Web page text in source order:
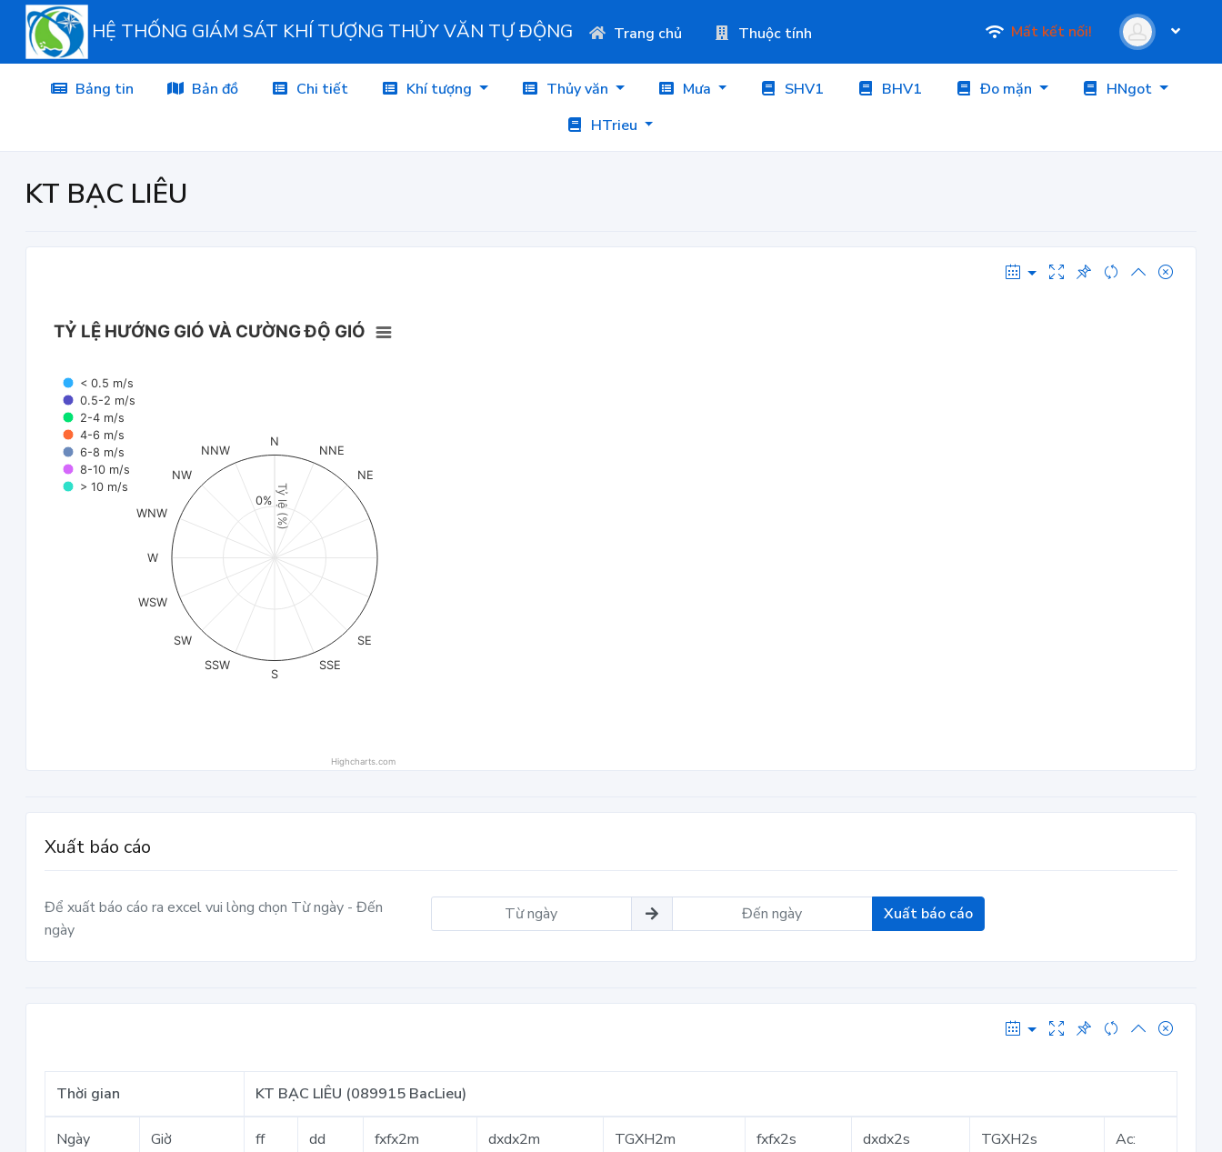
HỆ THỐNG GIÁM SÁT KHÍ TƯỢNG THỦY VĂN TỰ ĐỘNG Trang chủ Thuộc tính Mất kết nối!
Bảng tin Bản đồ Chi tiết Khí tượng Thủy văn Mưa SHV1 BHV1 Đo mặn
HNgot
HTrieu
KT BẠC LIÊU
Tỷ lệ (%)
TỶ LỆ HƯỚNG GIÓ VÀ CƯỜNG ĐỘ GIÓ
< 0.5 m/s
0.5-2 m/s
2-4 m/s
4-6 m/s
6-8 m/s
8-10 m/s
> 10 m/s
N
NNE
NE
SE
SSE
S
SSW
SW
WSW
W
WNW
NW
NNW
0%
Highcharts.com
Xuất báo cáo
Để xuất báo cáo ra excel vui lòng chọn Từ ngày - Đến
ngày
Xuất báo cáo
Thời gian KT BẠC LIÊU (089915 BacLieu)
Ngày Giờ ff dd fxfx2m dxdx2m TGXH2m fxfx2s dxdx2s TGXH2s Ac: